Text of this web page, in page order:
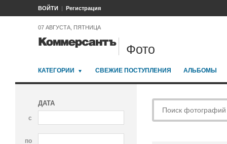
ВОЙТИ Регистрация
07 АВГУСТА, ПЯТНИЦА
Фото
КАТЕГОРИИ СВЕЖИЕ ПОСТУПЛЕНИЯ АЛЬБОМЫ
ДАТА
с
по